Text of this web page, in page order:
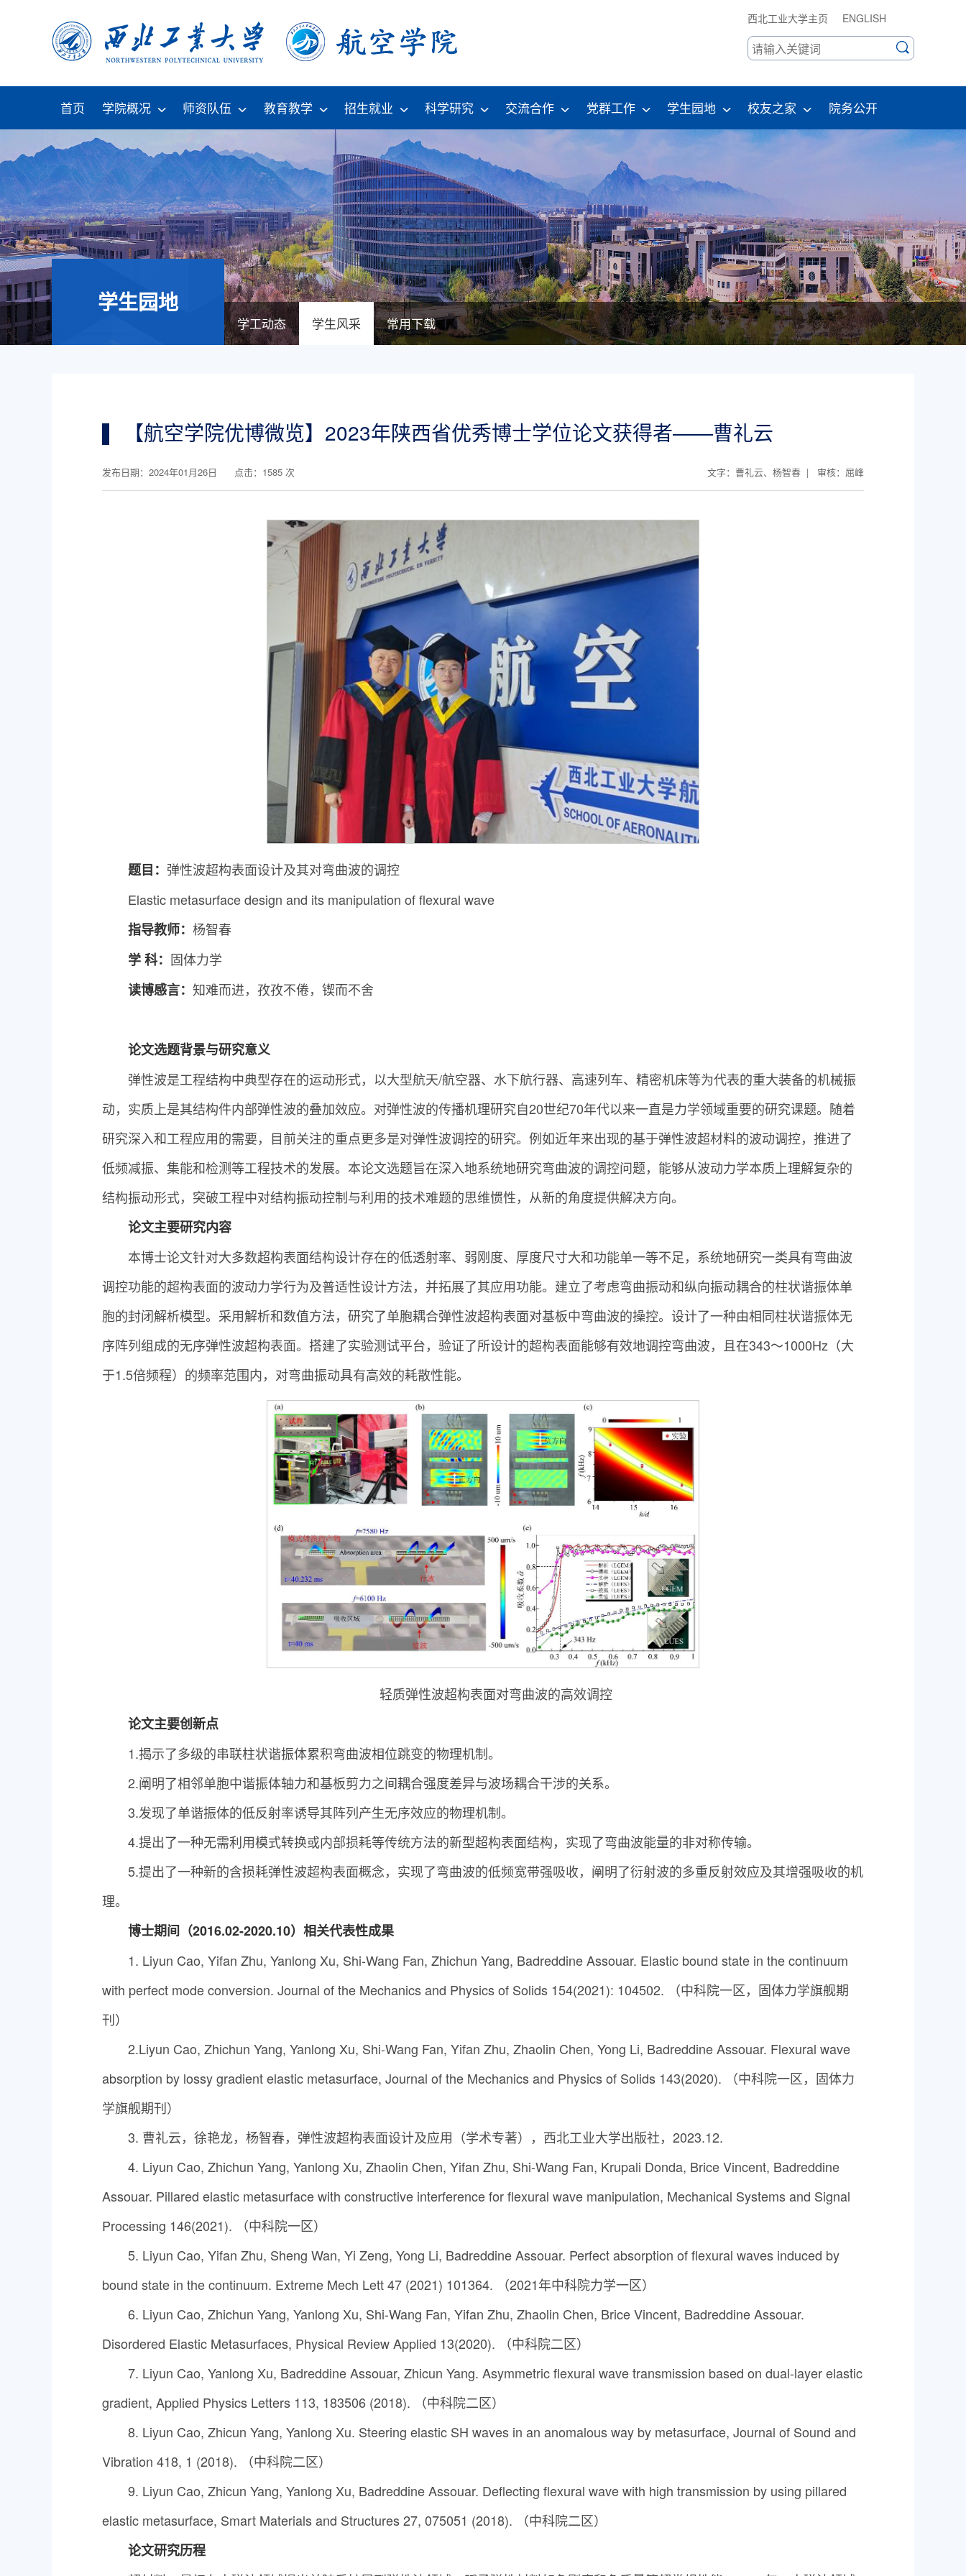
西北工业大学主页 ENGLISH
首页 学院概况 师资队伍 教育教学 招生就业 科学研究 交流合作 党群工作 学生园地 校友之家 院务公开
学生园地
学工动态 学生风采 常用下载
【航空学院优博微览】2023年陕西省优秀博士学位论文获得者——曹礼云
发布日期：2024年01月26日 点击： 1585 次 文字：曹礼云、杨智春 | 审核：屈峰
题目： 弹性波超构表面设计及其对弯曲波的调控
Elastic metasurface design and its manipulation of flexural wave
指导教师： 杨智春
学 科： 固体力学
读博感言： 知难而进，孜孜不倦，锲而不舍
论文选题背景与研究意义
弹性波是工程结构中典型存在的运动形式，以大型航天/航空器、水下航行器、高速列车、精密机床等为代表的重大装备的机械振
动，实质上是其结构件内部弹性波的叠加效应。对弹性波的传播机理研究自20世纪70年代以来一直是力学领域重要的研究课题。随着
研究深入和工程应用的需要，目前关注的重点更多是对弹性波调控的研究。例如近年来出现的基于弹性波超材料的波动调控，推进了
低频减振、集能和检测等工程技术的发展。本论文选题旨在深入地系统地研究弯曲波的调控问题，能够从波动力学本质上理解复杂的
结构振动形式，突破工程中对结构振动控制与利用的技术难题的思维惯性，从新的角度提供解决方向。
论文主要研究内容
本博士论文针对大多数超构表面结构设计存在的低透射率、弱刚度、厚度尺寸大和功能单一等不足，系统地研究一类具有弯曲波
调控功能的超构表面的波动力学行为及普适性设计方法，并拓展了其应用功能。建立了考虑弯曲振动和纵向振动耦合的柱状谐振体单
胞的封闭解析模型。采用解析和数值方法，研究了单胞耦合弹性波超构表面对基板中弯曲波的操控。设计了一种由相同柱状谐振体无
序阵列组成的无序弹性波超构表面。搭建了实验测试平台，验证了所设计的超构表面能够有效地调控弯曲波，且在343～1000Hz（大
于1.5倍频程）的频率范围内，对弯曲振动具有高效的耗散性能。
轻质弹性波超构表面对弯曲波的高效调控
论文主要创新点
1.揭示了多级的串联柱状谐振体累积弯曲波相位跳变的物理机制。
2.阐明了相邻单胞中谐振体轴力和基板剪力之间耦合强度差异与波场耦合干涉的关系。
3.发现了单谐振体的低反射率诱导其阵列产生无序效应的物理机制。
4.提出了一种无需利用模式转换或内部损耗等传统方法的新型超构表面结构，实现了弯曲波能量的非对称传输。
5.提出了一种新的含损耗弹性波超构表面概念，实现了弯曲波的低频宽带强吸收，阐明了衍射波的多重反射效应及其增强吸收的机
理。
博士期间（2016.02-2020.10）相关代表性成果
1. Liyun Cao, Yifan Zhu, Yanlong Xu, Shi-Wang Fan, Zhichun Yang, Badreddine Assouar. Elastic bound state in the continuum
with perfect mode conversion. Journal of the Mechanics and Physics of Solids 154(2021): 104502. （中科院一区，固体力学旗舰期
刊）
2.Liyun Cao, Zhichun Yang, Yanlong Xu, Shi-Wang Fan, Yifan Zhu, Zhaolin Chen, Yong Li, Badreddine Assouar. Flexural wave
absorption by lossy gradient elastic metasurface, Journal of the Mechanics and Physics of Solids 143(2020). （中科院一区，固体力
学旗舰期刊）
3. 曹礼云，徐艳龙，杨智春，弹性波超构表面设计及应用（学术专著），西北工业大学出版社，2023.12.
4. Liyun Cao, Zhichun Yang, Yanlong Xu, Zhaolin Chen, Yifan Zhu, Shi-Wang Fan, Krupali Donda, Brice Vincent, Badreddine
Assouar. Pillared elastic metasurface with constructive interference for flexural wave manipulation, Mechanical Systems and Signal
Processing 146(2021). （中科院一区）
5. Liyun Cao, Yifan Zhu, Sheng Wan, Yi Zeng, Yong Li, Badreddine Assouar. Perfect absorption of flexural waves induced by
bound state in the continuum. Extreme Mech Lett 47 (2021) 101364. （2021年中科院力学一区）
6. Liyun Cao, Zhichun Yang, Yanlong Xu, Shi-Wang Fan, Yifan Zhu, Zhaolin Chen, Brice Vincent, Badreddine Assouar.
Disordered Elastic Metasurfaces, Physical Review Applied 13(2020). （中科院二区）
7. Liyun Cao, Yanlong Xu, Badreddine Assouar, Zhicun Yang. Asymmetric flexural wave transmission based on dual-layer elastic
gradient, Applied Physics Letters 113, 183506 (2018). （中科院二区）
8. Liyun Cao, Zhicun Yang, Yanlong Xu. Steering elastic SH waves in an anomalous way by metasurface, Journal of Sound and
Vibration 418, 1 (2018). （中科院二区）
9. Liyun Cao, Zhicun Yang, Yanlong Xu, Badreddine Assouar. Deflecting flexural wave with high transmission by using pillared
elastic metasurface, Smart Materials and Structures 27, 075051 (2018). （中科院二区）
论文研究历程